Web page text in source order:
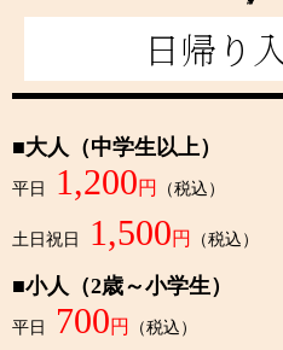
日帰り
■大人（中学生以上）
平日 1,200円 （税込）
土日祝日 1,500円 （税込）
■小人（2歳～小学生）
平日 700円 （税込）